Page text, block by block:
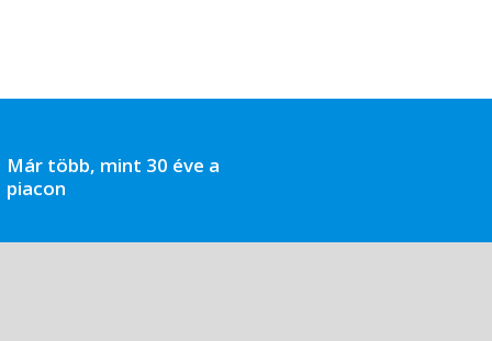
Már több, mint 30 éve a
piacon